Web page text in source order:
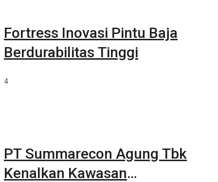
Fortress Inovasi Pintu Baja
Berdurabilitas Tinggi
4
PT Summarecon Agung Tbk
Kenalkan Kawasan